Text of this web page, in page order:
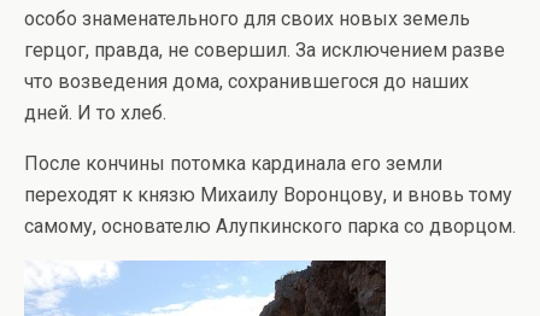
особо знаменательного для своих новых земель
герцог, правда, не совершил. За исключением разве
что возведения дома, сохранившегося до наших
дней. И то хлеб.
После кончины потомка кардинала его земли
переходят к князю Михаилу Воронцову, и вновь тому
самому, основателю Алупкинского парка со дворцом.